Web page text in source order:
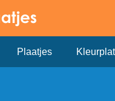
Plaatjes